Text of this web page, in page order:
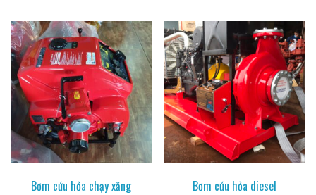
Bơm cứu hỏa chạy xăng Bơm cứu hỏa diesel